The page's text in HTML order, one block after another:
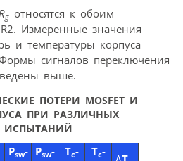
Rg относятся к обоим
Измеренные значения
и температуры корпуса
сигналов переключения
выше.
ПОТЕРИ MOSFET И
ПРИ РАЗЛИЧНЫХ
ИСПЫТАНИЙ
Psw- Psw-
Тс-
Тс-